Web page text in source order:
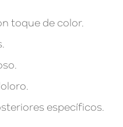
toque de color.
específicos.